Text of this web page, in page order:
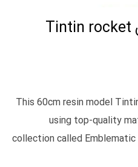
موشک تن تن ۶۰ سانتی Tintin rocket
This 60cm resin model
using top-quality
collection called